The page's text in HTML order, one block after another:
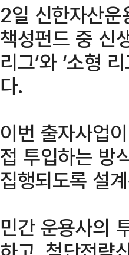
2일 신한자산
책성펀드 중 신
리그’와 ‘소형
다.
이번 출자사업
접 투입하는 방
집행되도록 설
민간 운용사의